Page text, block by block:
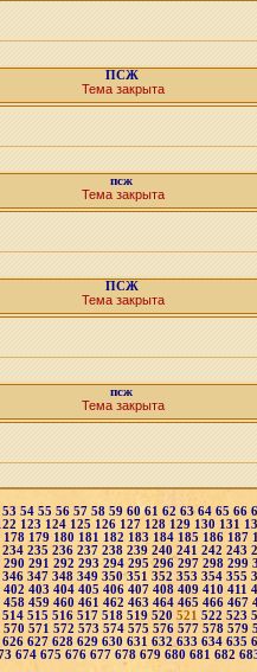
ПСЖ
Тема закрыта
псж
Тема закрыта
ПСЖ
Тема закрыта
псж
Тема закрыта
53 54 55 56 57 58 59 6061 62 63 64 65 66
123 124 125 126 127 128 129 130 131
178 179 180 181 182 183 184 185 186 187
234 235 236 237 238 239 240 241 242 243
290 291 292 293 294 295 296 297 298 299
346 347 348 349 350 351 352 353 354 355
402 403 404 405 406 407 408 409 410 411
458 459 460 461 462 463 464 465 466 467
514 515 516 517 518 519 520 521 522 523
570 571 572 573 574 575 576 577 578 579
626 627 628 629 630 631 632 633 634 635
674 675 676 677 678 679 680 681 682